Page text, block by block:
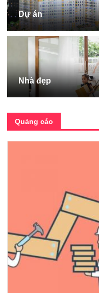
Dự án
Nhà đẹp
Quảng cáo